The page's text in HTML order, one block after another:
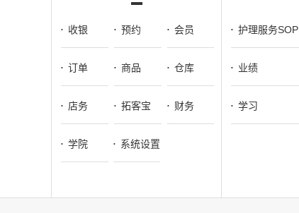
收银 预约 会员
订单 商品 仓库
店务 拓客宝 财务
学院 系统设置
护理服务SOP
业绩
学习